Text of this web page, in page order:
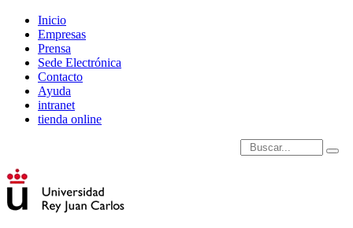
Inicio
Empresas
Prensa
Sede Electrónica
Contacto
Ayuda
intranet
tienda online
Introduce términos de